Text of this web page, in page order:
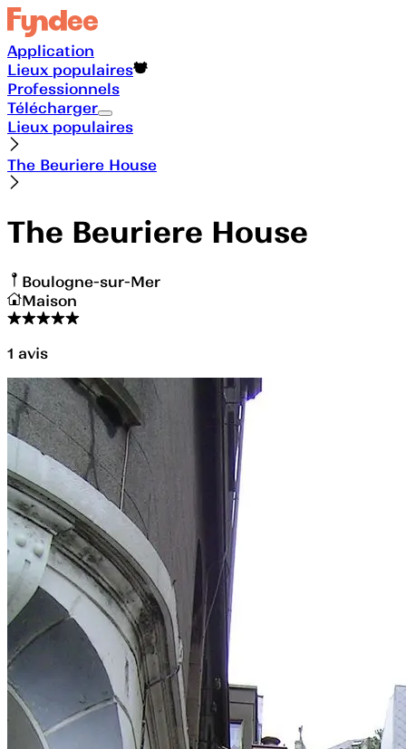
Application
Lieux populaires
Professionnels
Télécharger
Lieux populaires
The Beuriere House
The Beuriere House
Boulogne-sur-Mer
Maison
1 avis